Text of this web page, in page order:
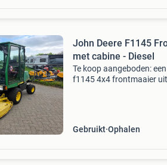
John Deere F1145
met cabine - Diesel
Te koop aangeboden:
f1145 4x4 frontmaaier
Gebruikt Ophalen